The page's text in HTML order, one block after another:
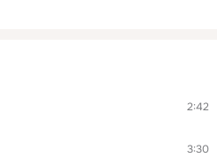
2:42
3:30